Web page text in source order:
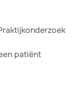
patiënt